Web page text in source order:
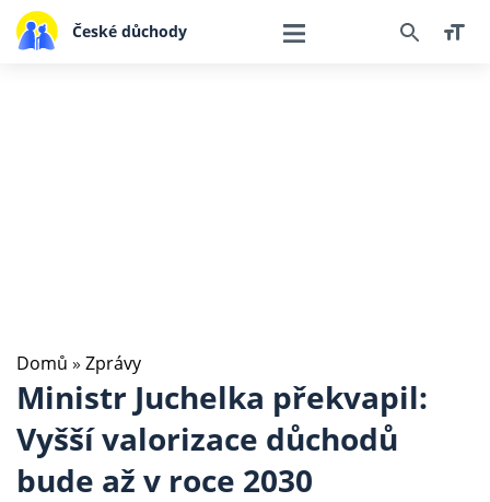
České důchody
Domů » Zprávy
Ministr Juchelka překvapil:
Vyšší valorizace důchodů
bude až v roce 2030